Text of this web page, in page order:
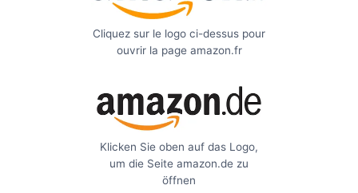
Cliquez sur le logo ci-dessus pour
ouvrir la page amazon.fr
Klicken Sie oben auf das Logo,
um die Seite amazon.de zu
öffnen